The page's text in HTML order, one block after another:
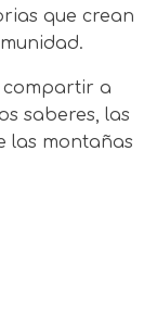
que crean
compartir a
saberes, las
las montañas